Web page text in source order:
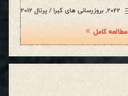
2022
, بروزرسانی های کبرا / پرتال 2012
مطالعه کامل